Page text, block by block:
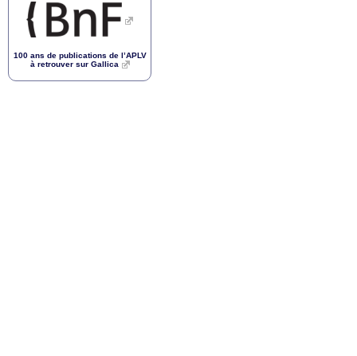
100 ans de publications de l’APLV
à retrouver sur Gallica